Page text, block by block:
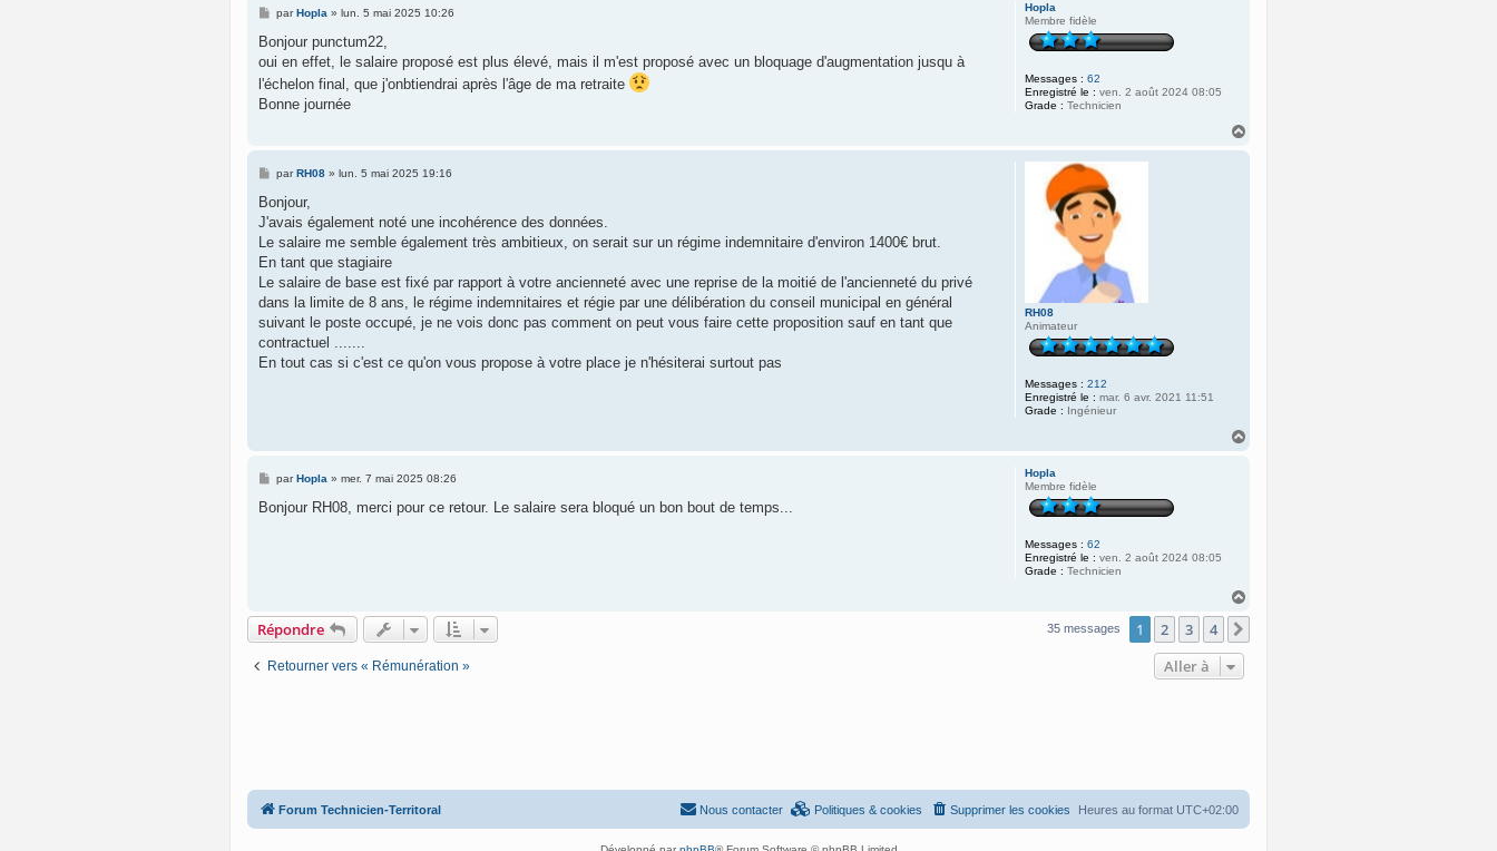
Hopla
Membre fidèle
Messages : 62
Enregistré le : ven. 2 août 2024 08:05
Grade : Technicien
M
s
a
e
parHopla » lun. 5 mai 2025 10:26
Bonjour punctum22,
oui en effet, le salaire proposé est plus élevé, mais il m'est proposé avec un bloquage d'augmentation jusqu à
l'échelon final, que j'onbtiendrai après l'âge de ma retraite
Bonne journée
RH08
Animateur
Messages : 212
Enregistré le : mar. 6 avr. 2021 11:51
Grade : Ingénieur
M
s
a
g
parRH08» lun. 5 mai 2025 19:16
Bonjour,
J'avais également noté une incohérence des données.
Le salaire me semble également très ambitieux, on serait sur un régime indemnitaire d'environ 1400€ brut.
En tant que stagiaire
Le salaire de base est fixé par rapport à votre ancienneté avec une reprise de la moitié de l'ancienneté du privé
dans la limite de 8 ans, le régime indemnitaires et régie par une délibération du conseil municipal en général
suivant le poste occupé, je ne vois donc pas comment on peut vous faire cette proposition sauf en tant que
contractuel .......
En tout cas si c'est ce qu'on vous propose à votre place je n'hésiterai surtout pas
Hopla
Membre fidèle
Messages : 62
Enregistré le : ven. 2 août 2024 08:05
Grade : Technicien
M
s
parHopla » mer. 7 mai 2025 08:26
Bonjour RH08, merci pour ce retour. Le salaire sera bloqué un bon bout de temps...
t
Répondre 35 messages 1 2 3 4
Retourner vers « Rémunération » Aller à
Forum Technicien-Territoral Heures au format UTC+02:00
Supprimer les cookies
Politiques & cookies
Nous contacter